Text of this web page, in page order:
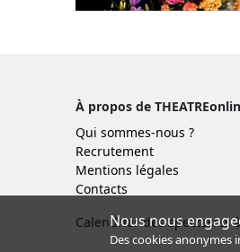
À propos de
Qui sommes-nous ?
Recrutement
Mentions légales
Contacts
Calendrier des spectacles
Nous nous
Des cookies anonymes